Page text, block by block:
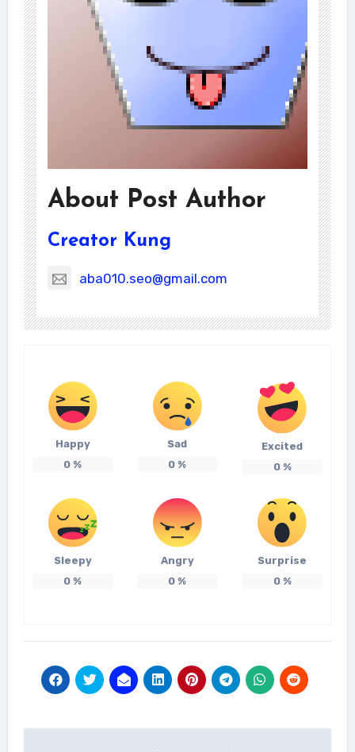
About Post Author
Creator Kung
aba010.seo@gmail.com
Happy
0 %
Sad
0 %
Excited
0%
Sleepy
0 %
Angry
0 %
Surprise
0%